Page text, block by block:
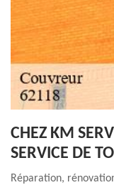
CHEZ KM
SERVICE DE
Réparation,